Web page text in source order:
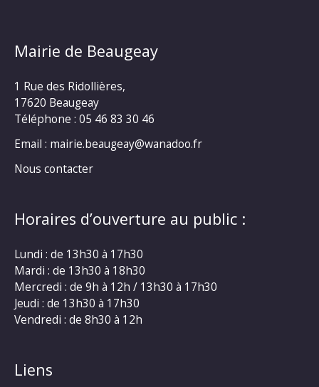
Mairie de Beaugeay
1 Rue des Ridollières,
17620 Beaugeay
Téléphone : 05 46 83 30 46
Email : mairie.beaugeay@wanadoo.fr
Nous contacter
Horaires d’ouverture au public :
Lundi : de 13h30 à 17h30
Mardi : de 13h30 à 18h30
Mercredi : de 9h à 12h / 13h30 à 17h30
Jeudi : de 13h30 à 17h30
Vendredi : de 8h30 à 12h
Liens